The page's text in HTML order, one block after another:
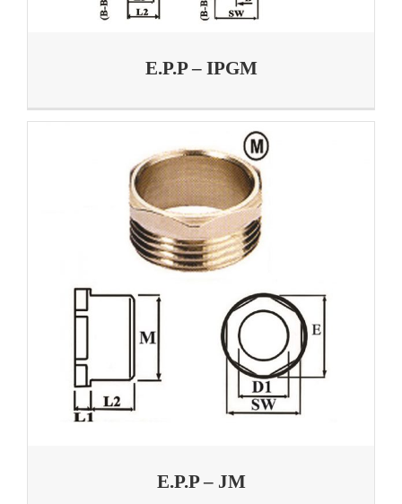
E.P.P – IPGM
E.P.P – JM